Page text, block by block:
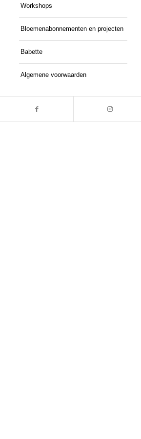
Workshops
Bloemenabonnementen en projecten
Babette
Algemene voorwaarden